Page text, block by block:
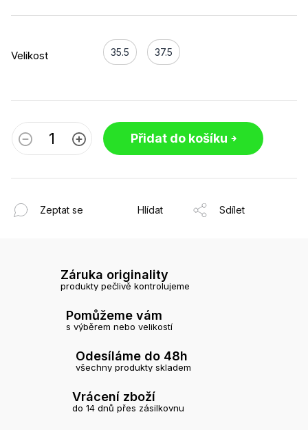
Velikost 35.5 37.5
Přidat do košíku
Zeptat se Hlídat Sdílet
Záruka originality
produkty pečlivě kontrolujeme
Pomůžeme vám
s výběrem nebo velikostí
Odesíláme do 48h
všechny produkty skladem
Vrácení zboží
do 14 dnů přes zásilkovnu